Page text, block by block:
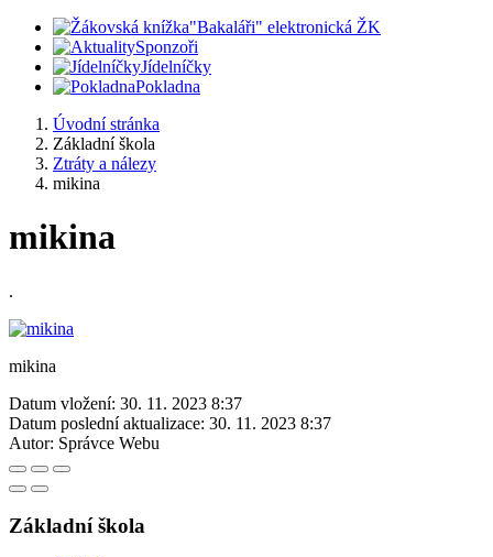
"Bakaláři" elektronická ŽK
Sponzoři
Jídelníčky
Pokladna
Úvodní stránka
Základní škola
Ztráty a nálezy
mikina
mikina
.
mikina
Datum vložení: 30. 11. 2023 8:37
Datum poslední aktualizace: 30. 11. 2023 8:37
Autor: Správce Webu
Základní škola